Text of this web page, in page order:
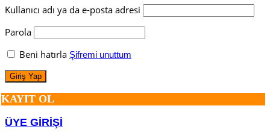
Kullanıcı adı ya da e-posta adresi
Parola
Beni hatırla Şifremi unuttum
KAYIT OL
ÜYE GİRİŞİ